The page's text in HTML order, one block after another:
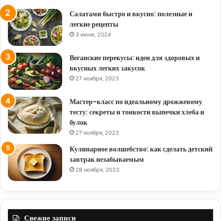
Салатами быстро и вкусно: полезные и
легкие рецепты
3 июня, 2024
Веганские перекусы: идеи для здоровых и
вкусных легких закусок
27 ноября, 2023
Мастер-класс по идеальному дрожжевому
тесту: секреты и тонкости выпечки хлеба и
булок
27 ноября, 2023
Кулинарное волшебство: как сделать детский
завтрак незабываемым
28 ноября, 2023
Свежие записи